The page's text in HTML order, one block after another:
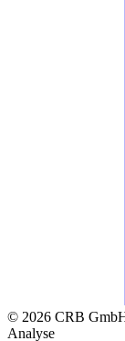
© 2026 CRB
Analyse